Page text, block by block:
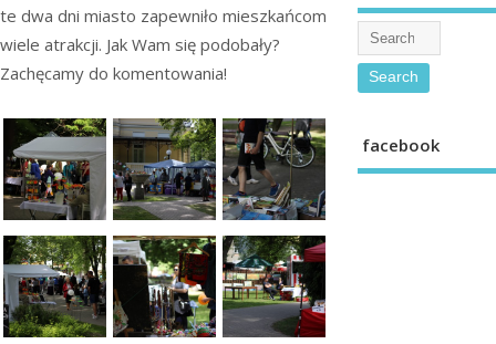
te dwa dni miasto zapewniło mieszkańcom
wiele atrakcji. Jak Wam się podobały?
Zachęcamy do komentowania!
facebook